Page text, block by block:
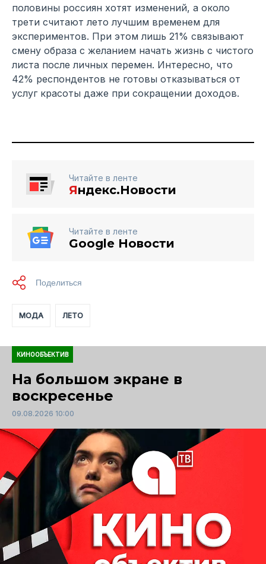
половины россиян хотят изменений, а около
трети считают лето лучшим временем для
экспериментов. При этом лишь 21% связывают
смену образа с желанием начать жизнь с чистого
листа после личных перемен. Интересно, что
42% респондентов не готовы отказываться от
услуг красоты даже при сокращении доходов.
Читайте в ленте
Яндекс.Новости
Читайте в ленте
Google Новости
МОДА ЛЕТО
КИНООБЪЕКТИВ
На большом экране в
воскресенье
09.08.2026 10:00